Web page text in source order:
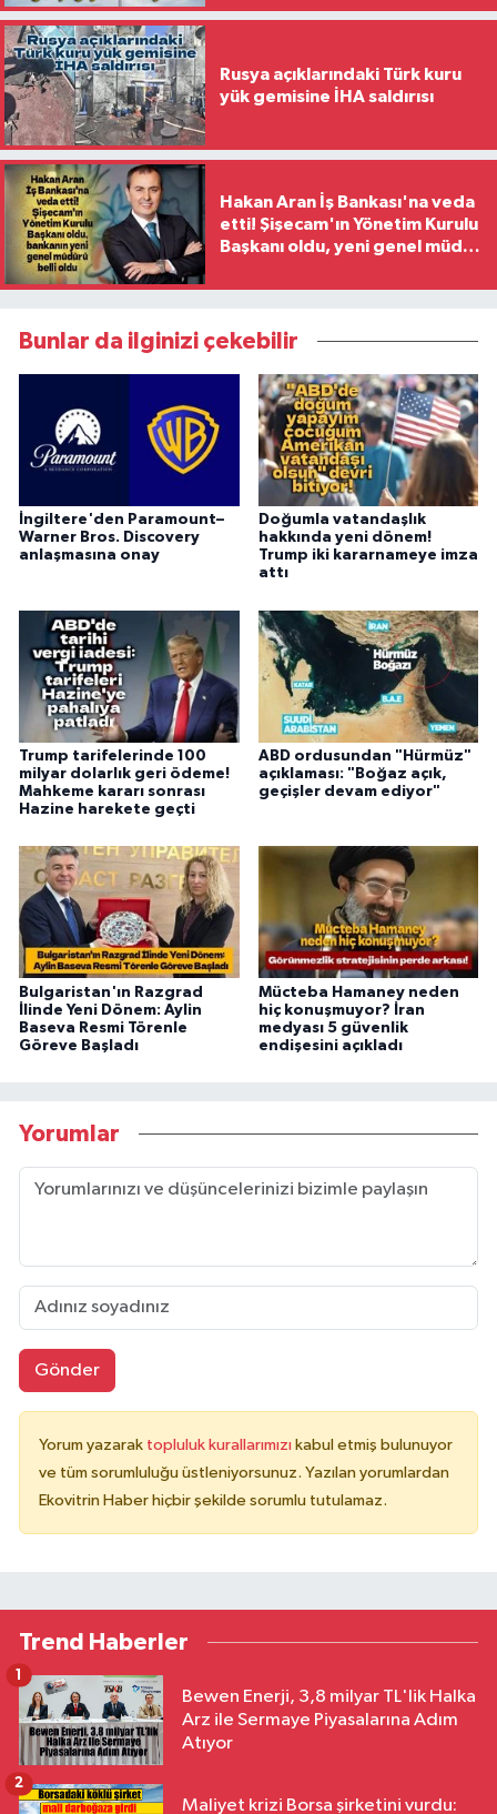
Rusya açıklarındaki Türk kuru
yük gemisine İHA saldırısı
Hakan Aran İş Bankası'na veda
etti! Şişecam'ın Yönetim Kurulu
Başkanı oldu, yeni genel müdür
Bunlar da ilginizi çekebilir
İngiltere'den Paramount–
Warner Bros. Discovery
anlaşmasına onay
Doğumla vatandaşlık
hakkında yeni dönem!
Trump iki kararnameye imza
attı
Trump tarifelerinde 100
milyar dolarlık geri ödeme!
Mahkeme kararı sonrası
Hazine harekete geçti
ABD ordusundan "Hürmüz"
açıklaması: "Boğaz açık,
geçişler devam ediyor"
Bulgaristan'ın Razgrad
İlinde Yeni Dönem: Aylin
Baseva Resmi Törenle
Göreve Başladı
Mücteba Hamaney neden
hiç konuşmuyor? İran
medyası 5 güvenlik
endişesini açıkladı
Yorumlar
Gönder
Yorum yazarak topluluk kurallarımızı kabul etmiş bulunuyor
ve tüm sorumluluğu üstleniyorsunuz. Yazılan yorumlardan
Ekovitrin Haber hiçbir şekilde sorumlu tutulamaz.
Trend Haberler
Bewen Enerji, 3,8 milyar TL'lik Halka
Arz ile Sermaye Piyasalarına Adım
Atıyor
1
Maliyet krizi Borsa şirketini vurdu:
2